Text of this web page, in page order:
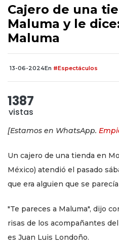
Cajero de una
Maluma y le
Maluma
13-06-2024En #Espectáculos
1387
vistas
[Estamos en WhatsApp.
Un cajero de una tienda en
México) atendió el pasado
que era alguien que se
"Te pareces a Maluma", dijo
risas de los acompañantes
es Juan Luis Londoño.